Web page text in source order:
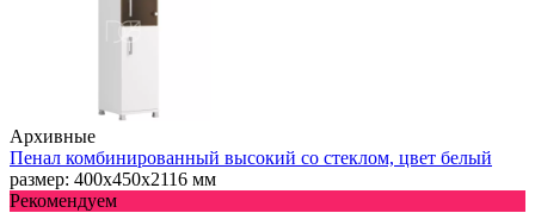
Архивные
Пенал комбинированный высокий со стеклом, цвет белый
размер: 400х450х2116 мм
Рекомендуем